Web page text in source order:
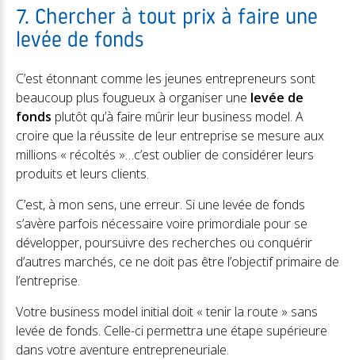
7. Chercher à tout prix à faire une
levée de fonds
C’est étonnant comme les jeunes entrepreneurs sont
beaucoup plus fougueux à organiser une levée de
fonds plutôt qu’à faire mûrir leur business model. A
croire que la réussite de leur entreprise se mesure aux
millions « récoltés »…c’est oublier de considérer leurs
produits et leurs clients.
C’est, à mon sens, une erreur. Si une levée de fonds
s’avère parfois nécessaire voire primordiale pour se
développer, poursuivre des recherches ou conquérir
d’autres marchés, ce ne doit pas être l’objectif primaire de
l’entreprise.
Votre business model initial doit « tenir la route » sans
levée de fonds. Celle-ci permettra une étape supérieure
dans votre aventure entrepreneuriale.